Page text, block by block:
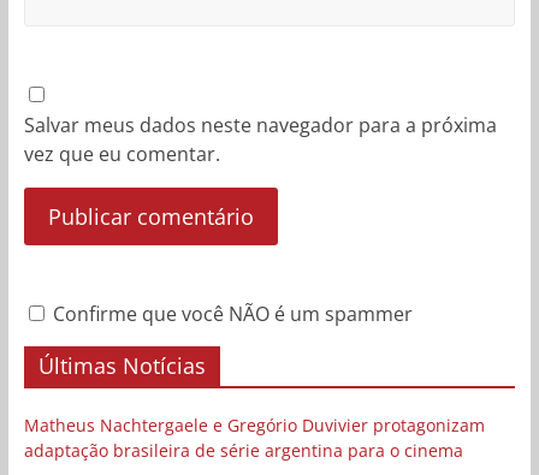
Salvar meus dados neste navegador para a próxima
vez que eu comentar.
Confirme que você NÃO é um spammer
Últimas Notícias
Matheus Nachtergaele e Gregório Duvivier protagonizam
adaptação brasileira de série argentina para o cinema